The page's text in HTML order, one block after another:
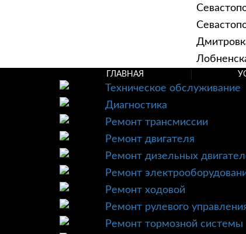
ГЛАВНАЯ
Техническое обслуживание
Диагностика
Ремонт трансмиссии
Ремонт двигателя
Ремонт дизельных
Ремонт
Ремонт ходовой
Ремонт рулевого
Ремонт тормозной системы